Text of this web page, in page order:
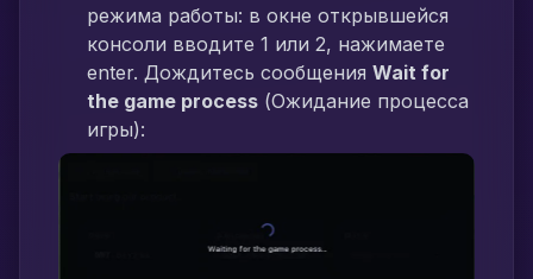
режима работы: в окне открывшейся
консоли вводите 1 или 2, нажимаете
enter. Дождитесь сообщения Wait for
the game process (Ожидание процесса
игры):